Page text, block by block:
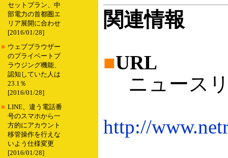
セットプラン、中
部電力の首都圏エ
リア展開に合わせ
[2016/01/28]
■ ウェブブラウザー
のプライベートブ
ラウジング機能、
認知していた人は
23.1％
[2016/01/28]
■ LINE、違う電話番
号のスマホから一
方的にアカウント
移管操作を行えな
いよう仕様変更
[2016/01/28]
関連情報
■URL
ニュース
http://